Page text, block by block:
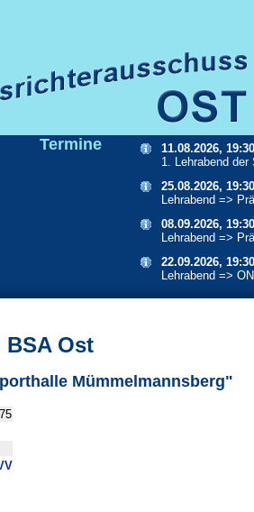
Termine
11.08.2026,
1. Lehrabend
25.08.2026,
Lehrabend =>
08.09.2026,
Lehrabend =>
22.09.2026,
Lehrabend =>
Ost
Mümmelmannsberg"